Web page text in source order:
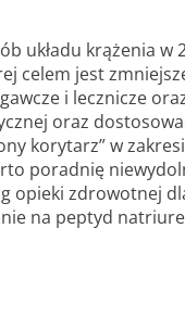
układu krążenia w
celem jest
i lecznicze
oraz
korytarz” w
poradnię
opieki zdrowotnej
na peptyd